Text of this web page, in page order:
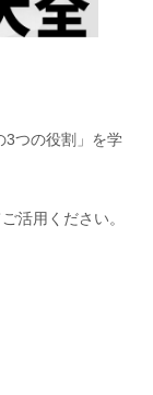
3つの役割」を学
活用ください。